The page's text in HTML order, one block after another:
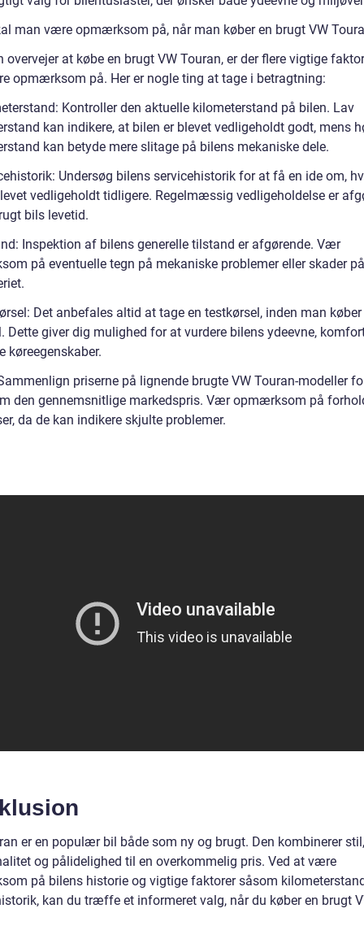
man være opmærksom på, når man køber en brugt VW
overvejer at købe en brugt VW Touran, er der flere vigtige
opmærksom på. Her er nogle ting at tage i betragtning:
Kontroller den aktuelle kilometerstand på bilen. Lav
kan indikere, at bilen er blevet vedligeholdt godt, mens
kan betyde mere slitage på bilens mekaniske dele.
Undersøg bilens servicehistorik for at få en ide om,
vedligeholdt tidligere. Regelmæssig vedligeholdelse er
bils levetid.
Inspektion af bilens generelle tilstand er afgørende. Vær
på eventuelle tegn på mekaniske problemer eller skader på
Det anbefales altid at tage en testkørsel, inden man køber
Dette giver dig mulighed for at vurdere bilens ydeevne,
køreegenskaber.
priserne på lignende brugte VW Touran-modeller
den gennemsnitlige markedspris. Vær opmærksom på
da de kan indikere skjulte problemer.
er en populær bil både som ny og brugt. Den kombinerer stil,
og pålidelighed til en overkommelig pris. Ved at være
på bilens historie og vigtige faktorer såsom
kan du træffe et informeret valg, når du køber en brugt